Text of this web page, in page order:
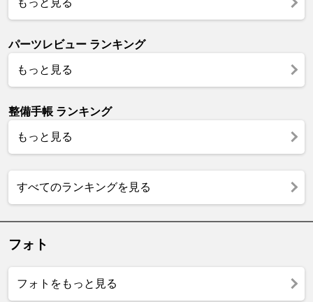
パーツレビュー ランキング
もっと見る
整備手帳 ランキング
もっと見る
すべてのランキングを見る
フォト
フォトをもっと見る